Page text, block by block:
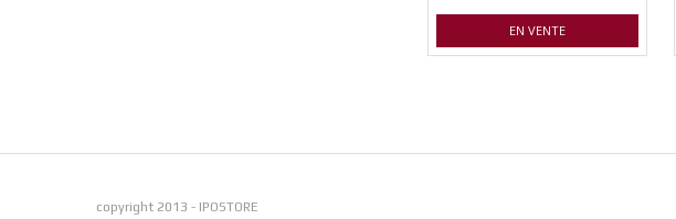
EN VENTE
copyright 2013 - IPOSTORE